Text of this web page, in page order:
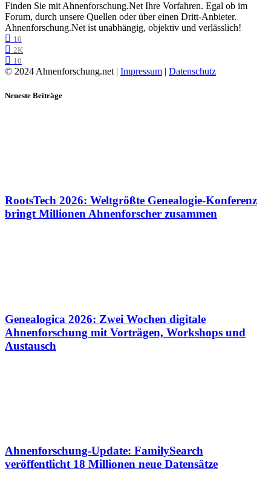
Finden Sie mit Ahnenforschung.Net Ihre Vorfahren. Egal ob im
Forum, durch unsere Quellen oder über einen Dritt-Anbieter.
Ahnenforschung.Net ist unabhängig, objektiv und verlässlich!
10
2K
10
© 2024 Ahnenforschung.net | Impressum | Datenschutz
Neueste Beiträge
RootsTech 2026: Weltgrößte Genealogie-Konferenz
bringt Millionen Ahnenforscher zusammen
Genealogica 2026: Zwei Wochen digitale
Ahnenforschung mit Vorträgen, Workshops und
Austausch
Ahnenforschung-Update: FamilySearch
veröffentlicht 18 Millionen neue Datensätze